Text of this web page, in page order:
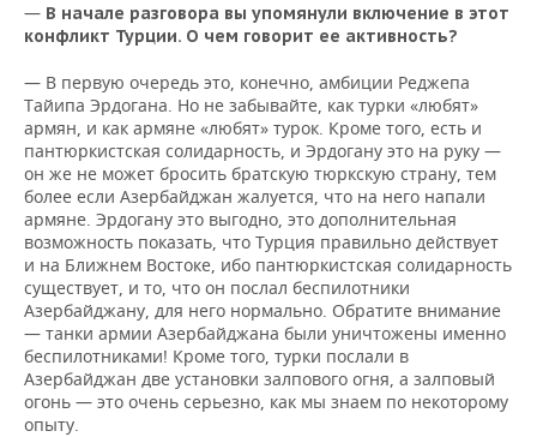
— В начале разговора вы упомянули включение в этот
конфликт Турции. О чем говорит ее активность?
— В первую очередь это, конечно, амбиции Реджепа
Тайипа Эрдогана. Но не забывайте, как турки «любят»
армян, и как армяне «любят» турок. Кроме того, есть и
пантюркистская солидарность, и Эрдогану это на руку —
он же не может бросить братскую тюркскую страну, тем
более если Азербайджан жалуется, что на него напали
армяне. Эрдогану это выгодно, это дополнительная
возможность показать, что Турция правильно действует
и на Ближнем Востоке, ибо пантюркистская солидарность
существует, и то, что он послал беспилотники
Азербайджану, для него нормально. Обратите внимание
— танки армии Азербайджана были уничтожены именно
беспилотниками! Кроме того, турки послали в
Азербайджан две установки залпового огня, а залповый
огонь — это очень серьезно, как мы знаем по некоторому
опыту.